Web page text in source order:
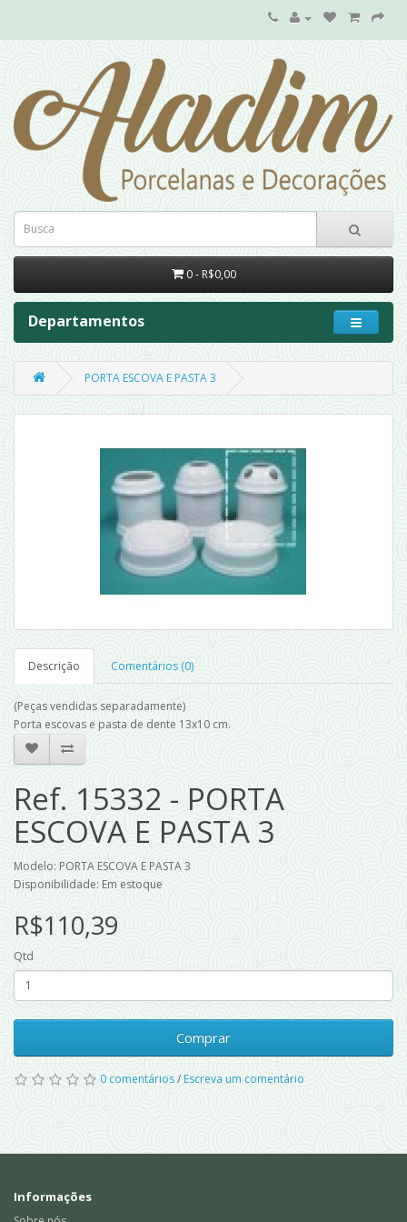
0 - R$0,00
Departamentos
PORTA ESCOVA E PASTA 3
Descrição Comentários (0)
(Peças vendidas separadamente)
Porta escovas e pasta de dente 13x10 cm.
Ref. 15332 - PORTA
ESCOVA E PASTA 3
Modelo: PORTA ESCOVA E PASTA 3
Disponibilidade: Em estoque
R$110,39
Qtd
Comprar
0 comentários/Escreva um comentário
Informações